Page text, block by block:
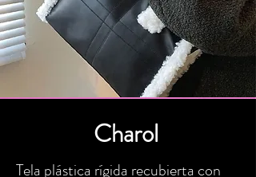
Charol
Tela plástica rígida recubierta con